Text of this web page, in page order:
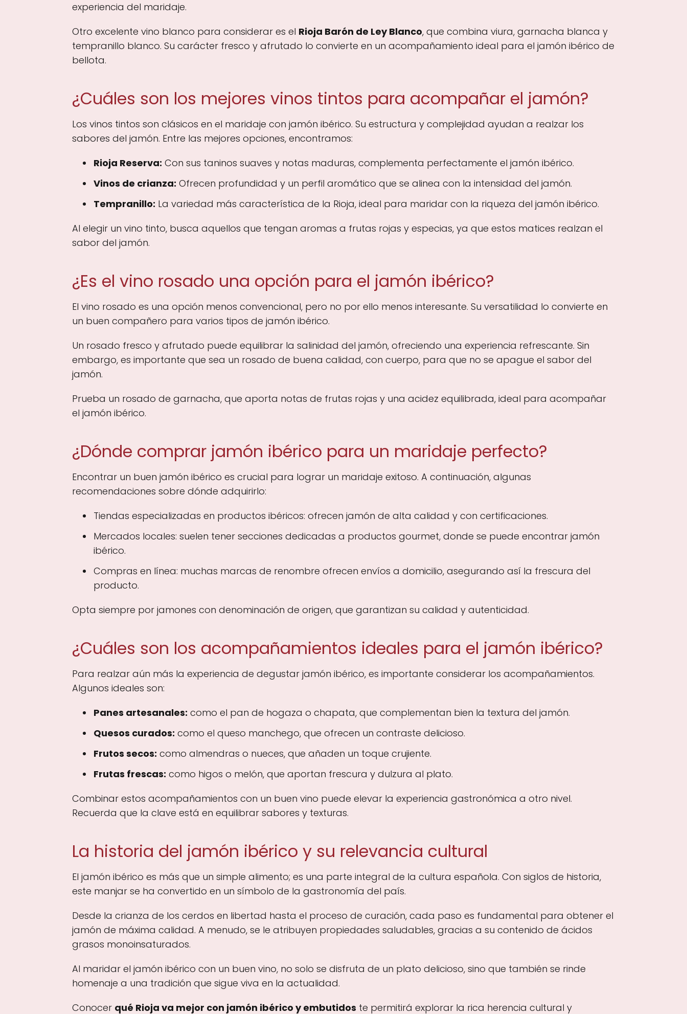
experiencia del maridaje.
Otro excelente vino blanco para considerar es el Rioja Barón de Ley Blanco, que combina viura, garnacha blanca y
tempranillo blanco. Su carácter fresco y afrutado lo convierte en un acompañamiento ideal para el jamón ibérico de
bellota.
¿Cuáles son los mejores vinos tintos para acompañar el jamón?
Los vinos tintos son clásicos en el maridaje con jamón ibérico. Su estructura y complejidad ayudan a realzar los
sabores del jamón. Entre las mejores opciones, encontramos:
Rioja Reserva: Con sus taninos suaves y notas maduras, complementa perfectamente el jamón ibérico.
Vinos de crianza: Ofrecen profundidad y un perfil aromático que se alinea con la intensidad del jamón.
Tempranillo: La variedad más característica de la Rioja, ideal para maridar con la riqueza del jamón ibérico.
Al elegir un vino tinto, busca aquellos que tengan aromas a frutas rojas y especias, ya que estos matices realzan el
sabor del jamón.
¿Es el vino rosado una opción para el jamón ibérico?
El vino rosado es una opción menos convencional, pero no por ello menos interesante. Su versatilidad lo convierte en
un buen compañero para varios tipos de jamón ibérico.
Un rosado fresco y afrutado puede equilibrar la salinidad del jamón, ofreciendo una experiencia refrescante. Sin
embargo, es importante que sea un rosado de buena calidad, con cuerpo, para que no se apague el sabor del
jamón.
Prueba un rosado de garnacha, que aporta notas de frutas rojas y una acidez equilibrada, ideal para acompañar
el jamón ibérico.
¿Dónde comprar jamón ibérico para un maridaje perfecto?
Encontrar un buen jamón ibérico es crucial para lograr un maridaje exitoso. A continuación, algunas
recomendaciones sobre dónde adquirirlo:
Tiendas especializadas en productos ibéricos: ofrecen jamón de alta calidad y con certificaciones.
Mercados locales: suelen tener secciones dedicadas a productos gourmet, donde se puede encontrar jamón
ibérico.
Compras en línea: muchas marcas de renombre ofrecen envíos a domicilio, asegurando así la frescura del
producto.
Opta siempre por jamones con denominación de origen, que garantizan su calidad y autenticidad.
¿Cuáles son los acompañamientos ideales para el jamón ibérico?
Para realzar aún más la experiencia de degustar jamón ibérico, es importante considerar los acompañamientos.
Algunos ideales son:
Panes artesanales: como el pan de hogaza o chapata, que complementan bien la textura del jamón.
Quesos curados: como el queso manchego, que ofrecen un contraste delicioso.
Frutos secos: como almendras o nueces, que añaden un toque crujiente.
Frutas frescas: como higos o melón, que aportan frescura y dulzura al plato.
Combinar estos acompañamientos con un buen vino puede elevar la experiencia gastronómica a otro nivel.
Recuerda que la clave está en equilibrar sabores y texturas.
La historia del jamón ibérico y su relevancia cultural
El jamón ibérico es más que un simple alimento; es una parte integral de la cultura española. Con siglos de historia,
este manjar se ha convertido en un símbolo de la gastronomía del país.
Desde la crianza de los cerdos en libertad hasta el proceso de curación, cada paso es fundamental para obtener el
jamón de máxima calidad. A menudo, se le atribuyen propiedades saludables, gracias a su contenido de ácidos
grasos monoinsaturados.
Al maridar el jamón ibérico con un buen vino, no solo se disfruta de un plato delicioso, sino que también se rinde
homenaje a una tradición que sigue viva en la actualidad.
Conocer qué Rioja va mejor con jamón ibérico y embutidos te permitirá explorar la rica herencia cultural y